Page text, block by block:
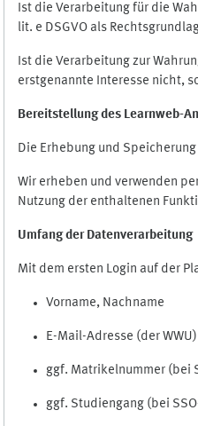
Ist die Verarbeitung für die
lit. e DSGVO als
Ist die Verarbeitung zur
erstgenannte Interesse nicht,
Bereitstellung des Learnweb-
Die Erhebung und
Wir erheben und verwenden
Nutzung der enthaltenen
Umfang der Datenverarbeitung
Mit dem ersten Login auf der
Vorname, Nachname
E-Mail-Adresse (der WWU)
ggf. Matrikelnummer (bei
ggf. Studiengang (bei